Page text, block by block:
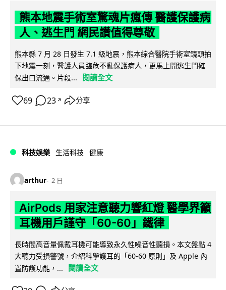
熊本地震手術室驚魂片瘋傳 醫護保護病
人、逃生門 網民讚值得尊敬
熊本縣 7 月 28 日發生 7.1 級地震，熊本綜合醫院手術室鏡頭拍
下地震一刻，醫護人員臨危不亂保護病人，更馬上開逃生門確
保出口流通。片段...
閱讀全文
69 23 ↗ 分享
科技娛樂 生活科技 健康
arthur 2 日
AirPods 用家注意聽力響紅燈 醫學界籲
耳機用戶謹守「60-60」鐵律
長時間高音量佩戴耳機可能導致永久性噪音性聽損。本文盤點 4
大聽力受損警號，介紹科學護耳的「60-60 原則」及 Apple 內
置防護功能，...
閱讀全文